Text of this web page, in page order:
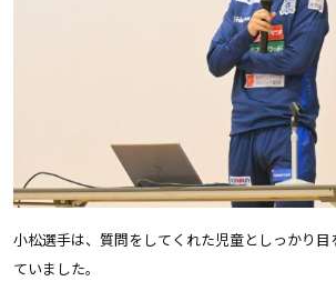
小松選手は、質問をしてくれた児童としっかり
ていました。